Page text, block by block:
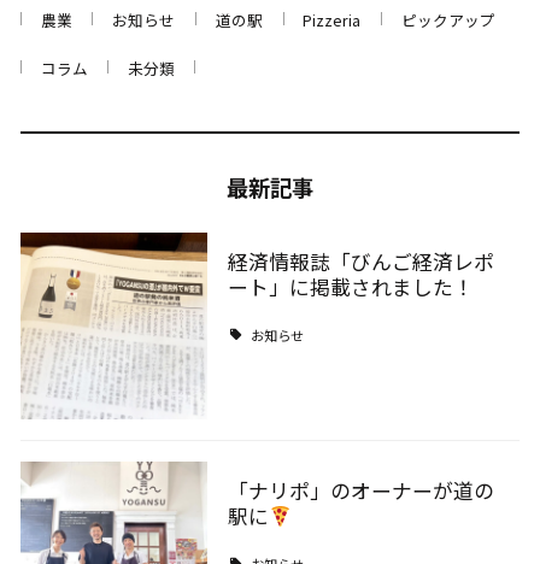
農業 お知らせ 道の駅 Pizzeria ピックアップ
コラム 未分類
最新記事
経済情報誌「びんご経済レポ
ート」に掲載されました！
お知らせ
「ナリポ」のオーナーが道の
駅に